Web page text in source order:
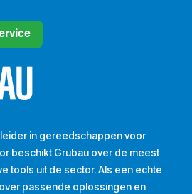
in gereedschappen voor
beschikt Grubau over de meest
tools uit de sector. Als een echte
passende oplossingen en